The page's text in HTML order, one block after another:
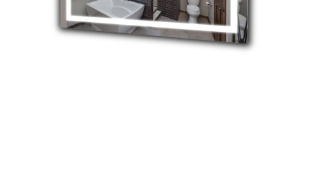
Spiegelschränke
Galerie